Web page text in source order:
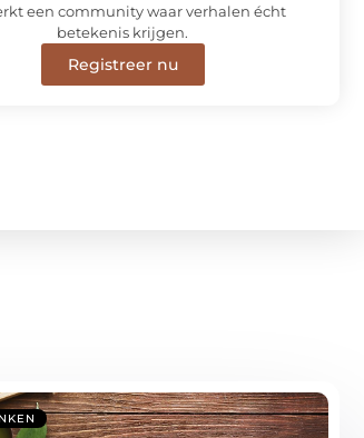
een community waar verhalen écht
betekenis krijgen.
Registreer nu